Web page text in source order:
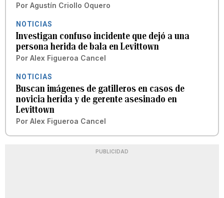
Por Agustín Criollo Oquero
NOTICIAS
Investigan confuso incidente que dejó a una
persona herida de bala en Levittown
Por Alex Figueroa Cancel
NOTICIAS
Buscan imágenes de gatilleros en casos de
novicia herida y de gerente asesinado en
Levittown
Por Alex Figueroa Cancel
PUBLICIDAD